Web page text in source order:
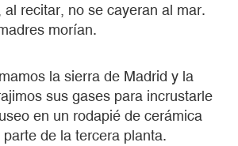
al recitar, no se cayeran al mar.
morían.
la sierra de Madrid y la
sus gases para incrustarle
en un rodapié de cerámica
de la tercera planta.